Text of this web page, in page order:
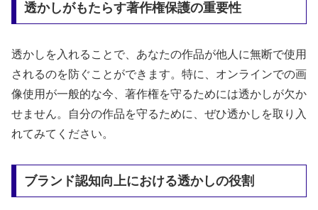
透かしがもたらす著作権保護の重要性
透かしを入れることで、あなたの作品が他人に無断で使用
されるのを防ぐことができます。特に、オンラインでの画
像使用が一般的な今、著作権を守るためには透かしが欠か
せません。自分の作品を守るために、ぜひ透かしを取り入
れてみてください。
ブランド認知向上における透かしの役割